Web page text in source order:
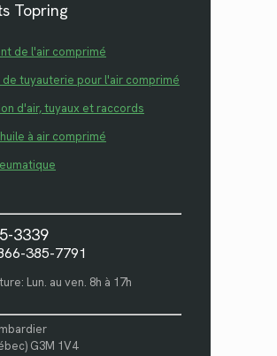
Topring
de l'air comprimé
tuyauterie pour l'air comprimé
d'air, tuyaux et raccords
à air comprimé
3339
385-7791
Lun. au ven. 8h à 17h
G3M 1V4